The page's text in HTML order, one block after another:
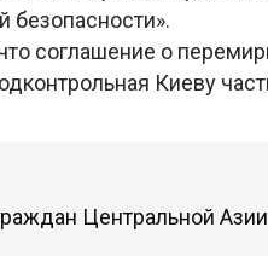
безопасности».
соглашение о
Киеву
Центральной